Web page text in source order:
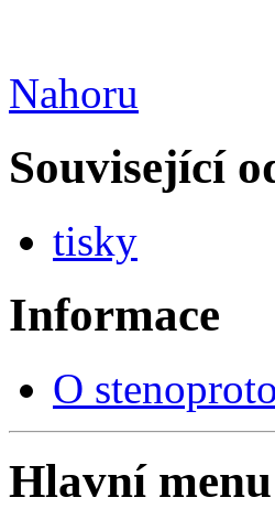
Nahoru
Související
tisky
Informace
O
Hlavní menu